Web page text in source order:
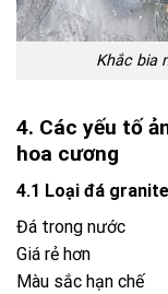
Khắc bia
4. Các yếu tố
hoa cương
4.1 Loại đá granite
Đá trong nước
Giá rẻ hơn
Màu sắc hạn chế